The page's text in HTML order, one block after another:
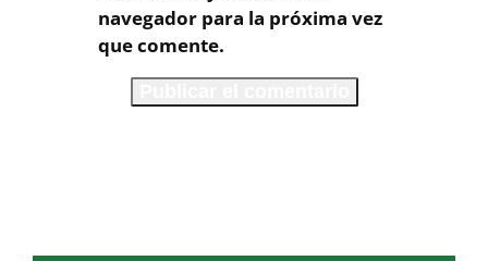
navegador para la próxima vez
que comente.